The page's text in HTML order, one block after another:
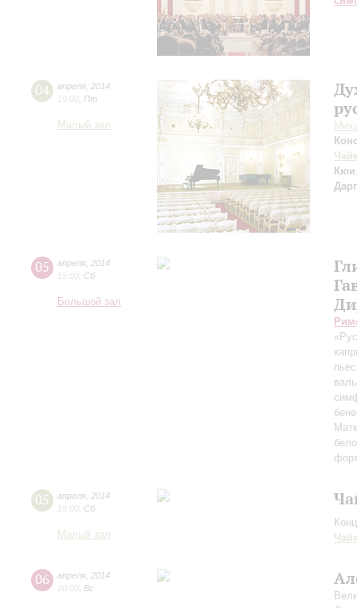
04 апреля 2014
19:00 Пт
Малый зал
Кюи
05 апреля 2014
15:00 Сб
Большой зал
05 апреля 2014
19:00 Сб
Малый зал
06 апреля 2014
20:00 Вс